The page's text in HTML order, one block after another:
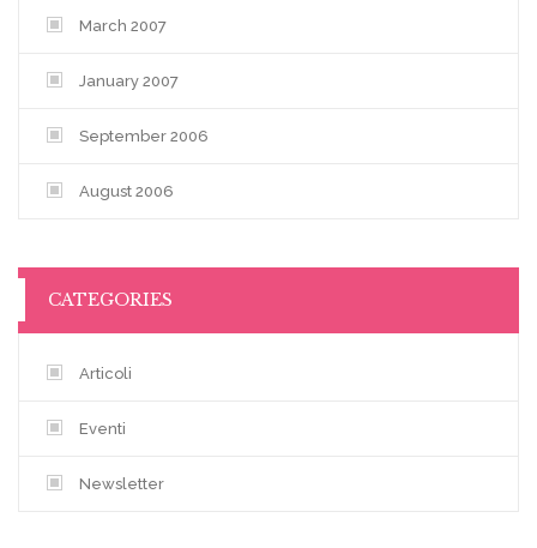
March 2007
January 2007
September 2006
August 2006
CATEGORIES
Articoli
Eventi
Newsletter